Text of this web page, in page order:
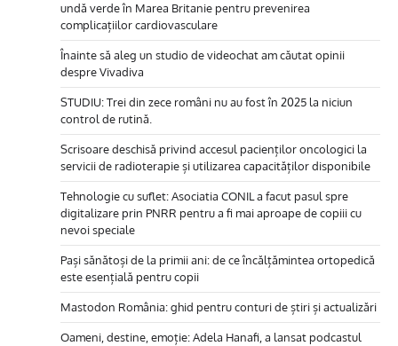
undă verde în Marea Britanie pentru prevenirea
complicațiilor cardiovasculare
Înainte să aleg un studio de videochat am căutat opinii
despre Vivadiva
STUDIU: Trei din zece români nu au fost în 2025 la niciun
control de rutină.
Scrisoare deschisă privind accesul pacienților oncologici la
servicii de radioterapie și utilizarea capacităților disponibile
Tehnologie cu suflet: Asociatia CONIL a facut pasul spre
digitalizare prin PNRR pentru a fi mai aproape de copiii cu
nevoi speciale
Pași sănătoși de la primii ani: de ce încălțămintea ortopedică
este esențială pentru copii
Mastodon România: ghid pentru conturi de știri și actualizări
Oameni, destine, emoție: Adela Hanafi, a lansat podcastul